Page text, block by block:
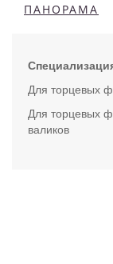
ПАНОРАМА
Для торцевых
Для торцевых
валиков